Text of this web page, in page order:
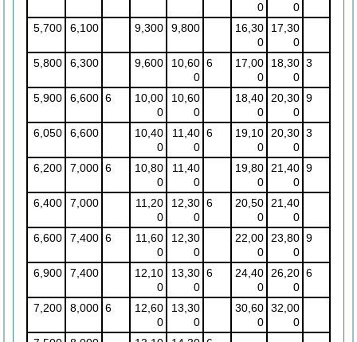
0
0
5,700 6,100 9,300 9,800
16,30
0
17,30
0
5,800
6,300 9,600
10,60
0
6
17,00
0
18,30
0
3
5,900 6,600 6
10,00
0
10,60
0
18,40
0
20,30
0
9
6,050 6,600
10,40
0
11,40
0
6
19,10
0
20,30
0
3
6,200 7,000 6
10,80
0
11,40
0
19,80
0
21,40
0
9
6,400 7,000
11,20
0
12,30
0
6
20,50
0
21,40
0
6,600
7,400 6
11,60
0
12,30
0
22,00
0
23,80
0
9
6,900 7,400
12,10
0
13,30
0
6
24,40
0
26,20
0
6
7,200 8,000 6
12,60
0
13,30
0
30,60
0
32,00
0